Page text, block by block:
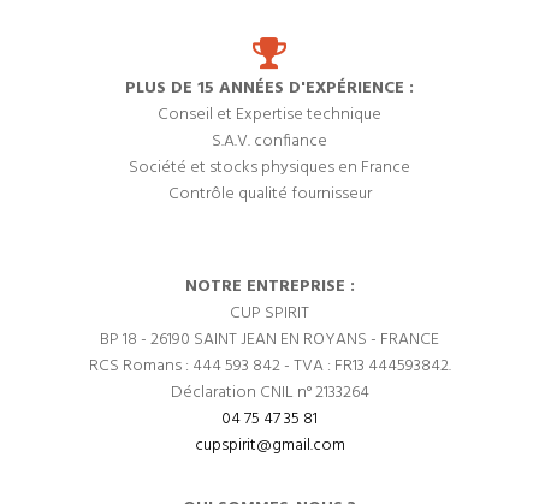
PLUS DE 15 ANNÉES D'EXPÉRIENCE :
Conseil et Expertise technique
S.A.V. confiance
Société et stocks physiques en France
Contrôle qualité fournisseur
NOTRE ENTREPRISE :
CUP SPIRIT
BP 18 - 26190 SAINT JEAN EN ROYANS - FRANCE
RCS Romans : 444 593 842 - TVA : FR13 444593842.
Déclaration CNIL n° 2133264
04 75 47 35 81
cupspirit@gmail.com